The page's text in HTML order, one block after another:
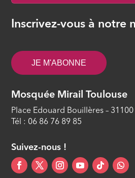
Inscrivez-vous à notre
JE M'ABONNE
Mosquée Mirail Toulouse
Place Edouard Bouillères –
Tél : 06 86 76 89 85
Suivez-nous !